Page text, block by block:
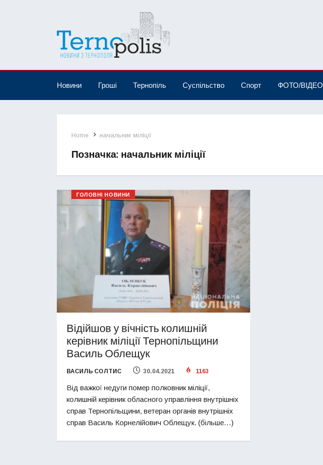
Новини Гроші Тернопіль Суспільство Спорт ФОТО/ВІДЕО
Home начальник міліції
Позначка: начальник міліції
ГОЛОВНІ НОВИНИ
Відійшов у вічність колишній
керівник міліції Тернопільщини
Василь Облещук
ВАСИЛЬ СОЛТИС 30.04.2021 1163
Від важкої недуги помер полковник міліції,
колишній керівник обласного управління внутрішніх
справ Тернопільщини, ветеран органів внутрішніх
справ Василь Корнелійович Облещук. (більше…)